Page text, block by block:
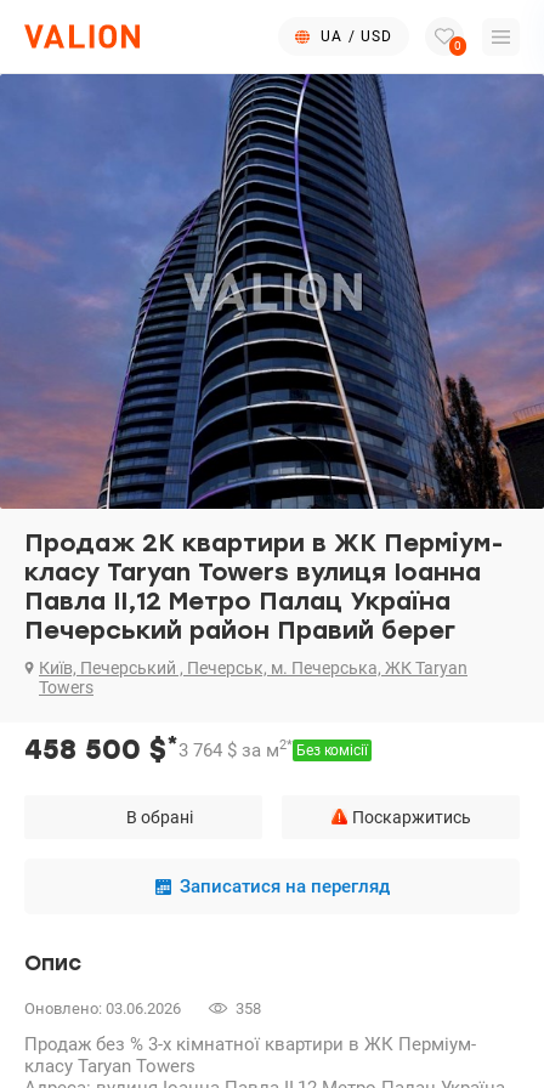
UA / USD
0
Продаж 2К квартири в ЖК Перміум-
класу Taryan Towers вулиця Іоанна
Павла II,12 Метро Палац Україна
Печерський район Правий берег
Київ, Печерський , Печерськ, м. Печерська, ЖК Taryan
Towers
458 500 $*3 764 $ за м2* Без комісії
В обрані Поскаржитись
Записатися на перегляд
Опис
Оновлено: 03.06.2026 358
Продаж без % 3-х кімнатної квартири в ЖК Перміум-
класу Taryan Towers